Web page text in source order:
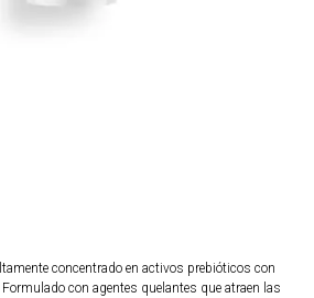
concentrado en activos prebióticos con
con agentes quelantes que atraen las